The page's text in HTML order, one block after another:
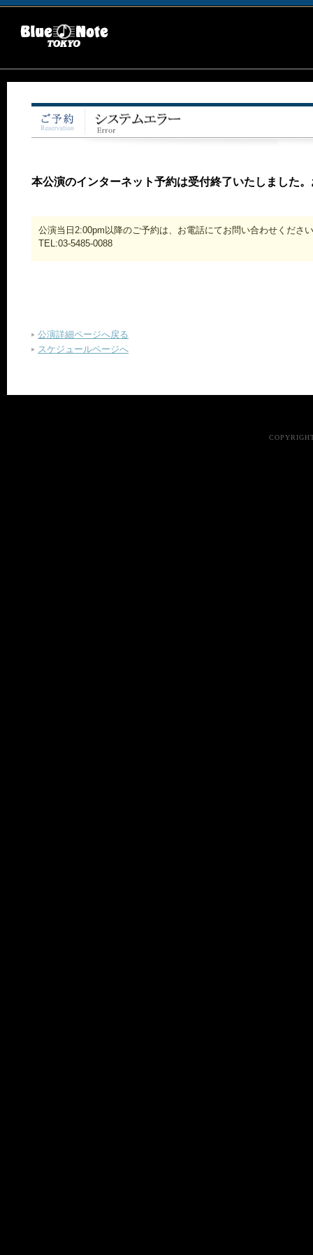
本公演のインターネット予約は受付終了いたしました
公演当日2:00pm以降のご予約は、お電話にてお問い合わせくださ
TEL:03-5485-0088
公演詳細ページへ戻る
スケジュールページへ